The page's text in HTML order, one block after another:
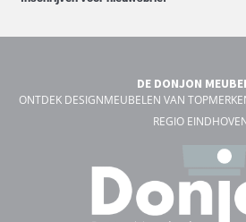
DE DONJON
ONTDEK DESIGNMEUBELEN VAN
REGIO